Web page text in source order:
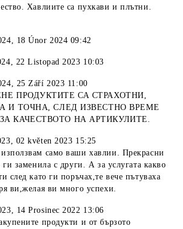
Хавлиите са пухкави и плътни.
, 18 Únor 2024 09:42
, 22 Listopad 2023 10:03
, 25 Září 2023 11:00
ПРОДУКТИТЕ СА СТРАХОТНИ,
И ТОЧНА, СЛЕД ИЗВЕСТНО ВРЕМЕ
КАЧЕСТВОТО НА АРТИКУЛИТЕ.
, 02 květen 2023 15:25
само ваши хавлии. Прекрасни
заменила с други. А за услугата какво
след като ги поръчах,те вече пътуваха
ви,желая ви много успехи.
, 14 Prosinec 2022 13:06
продукти и от бързото